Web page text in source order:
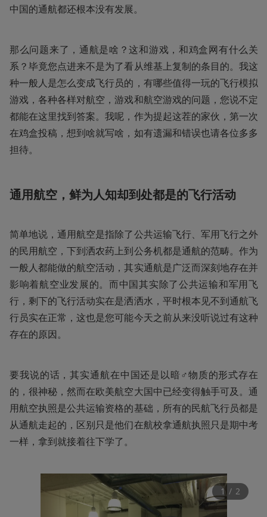
中国的通航都还根本没有发展。
那么问题来了，通航是啥？这和游戏，和鸡盒网有什么关
系？毕竟您点进来不是为了看从维基上复制的条目的。我这
种一般人是怎么变成飞行员的，有哪些值得一玩的飞行模拟
游戏，各种各样对航空，游戏和航空游戏的问题，您说不定
都能在这里找到答案。我呢，作为提起这茬的家伙，第一次
在鸡盒投稿，想到啥就写啥，如有遗漏和错误也请各位多多
担待。
通用航空，鲜为人知却到处都是的飞行活动
简单地说，通用航空是指除了公共运输飞行、军用飞行之外
的民用航空，下到洒农药上到公务机都是通航的范畴。作为
一般人都能做的航空活动，其实通航是广泛而深刻地存在并
影响着航空业发展的。而中国其实除了公共运输和军用飞
行，剩下的飞行活动实在是洒洒水，平时根本见不到通航飞
行员实在正常，这也是您可能今天之前从来没听说过有这种
存在的原因。
要我说的话，其实通航在中国还是以暗♂物质的形式存在
的，很神秘，然而在欧美航空大国中已经变得触手可及。通
用航空执照是公共运输资格的基础，所有的民航飞行员都是
从通航走起的，区别只是他们在航校拿通航执照只是期中考
一样，拿到就接着往下学了。
1 / 2